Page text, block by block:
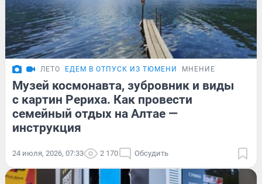
ЛЕТО ЕДЕМ В ОТПУСК ИЗ ТЮМЕНИ МНЕНИЕ
Музей космонавта, зубровник и виды
с картин Рериха. Как провести
семейный отдых на Алтае —
инструкция
24 июля, 2026, 07:33 2 170 Обсудить